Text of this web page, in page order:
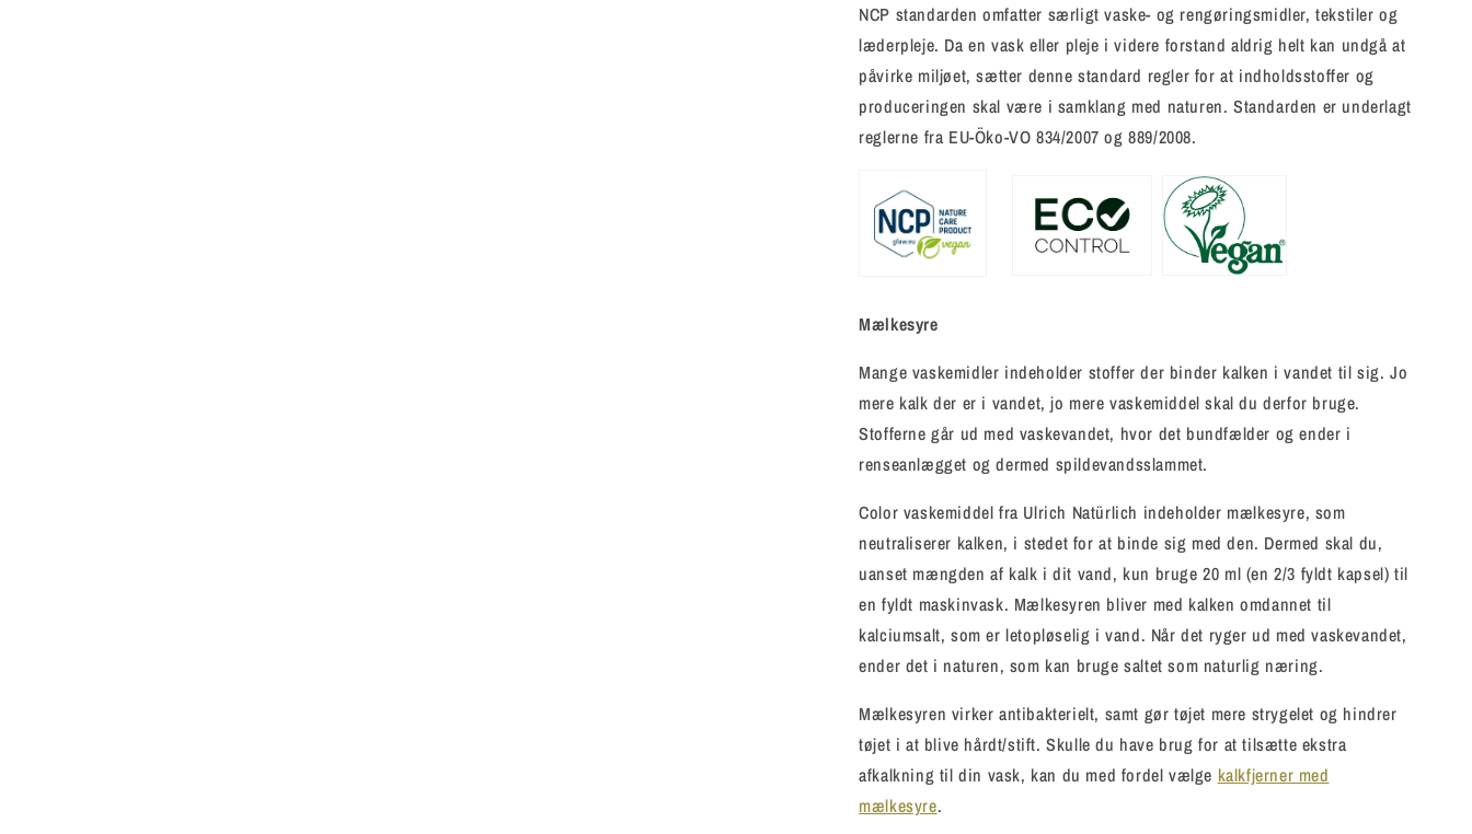
NCP standarden omfatter særligt vaske- og rengøringsmidler, tekstiler og
læderpleje. Da en vask eller pleje i videre forstand aldrig helt kan undgå at
påvirke miljøet, sætter denne standard regler for at indholdsstoffer og
produceringen skal være i samklang med naturen. Standarden er underlagt
reglerne fra EU-Öko-VO 834/2007 og 889/2008.
Mælkesyre
Mange vaskemidler indeholder stoffer der binder kalken i vandet til sig. Jo
mere kalk der er i vandet, jo mere vaskemiddel skal du derfor bruge.
Stofferne går ud med vaskevandet, hvor det bundfælder og ender i
renseanlægget og dermed spildevandsslammet.
Color vaskemiddel fra Ulrich Natürlich indeholder mælkesyre, som
neutraliserer kalken, i stedet for at binde sig med den. Dermed skal du,
uanset mængden af kalk i dit vand, kun bruge 20 ml (en 2/3 fyldt kapsel) til
en fyldt maskinvask. Mælkesyren bliver med kalken omdannet til
kalciumsalt, som er letopløselig i vand. Når det ryger ud med vaskevandet,
ender det i naturen, som kan bruge saltet som naturlig næring.
Mælkesyren virker antibakterielt, samt gør tøjet mere strygelet og hindrer
tøjet i at blive hårdt/stift. Skulle du have brug for at tilsætte ekstra
afkalkning til din vask, kan du med fordel vælge kalkfjerner med
mælkesyre.